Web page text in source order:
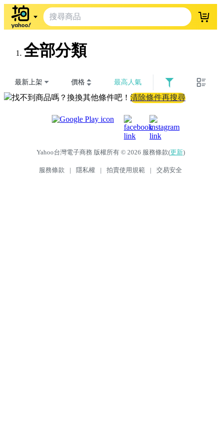
登入
全部分類
最新上架 價格 最高人氣
找不到商品嗎？換換其他條件吧！ 清除條件再搜尋
Yahoo台灣電子商務 版權所有 © 2026 服務條款(更新)
服務條款 | 隱私權 | 拍賣使用規範 | 交易安全